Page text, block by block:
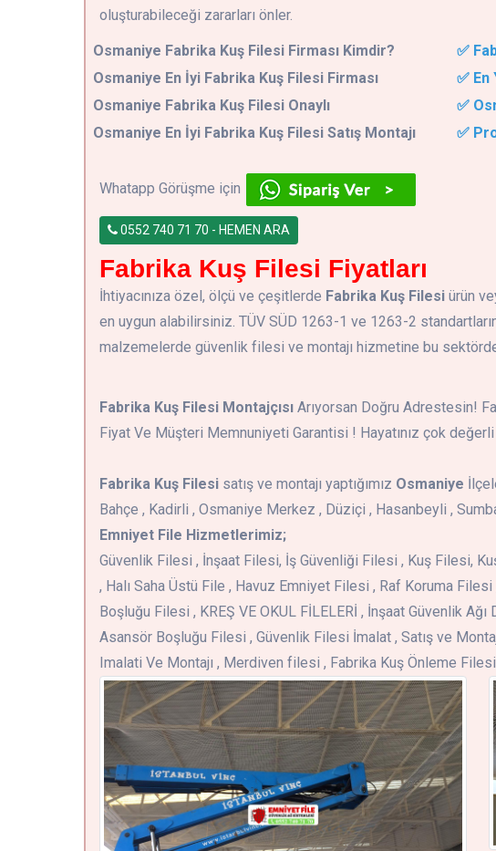
oluşturabileceği zararları önler.
Osmaniye Fabrika Kuş Filesi Firması Kimdir?
✅
Osmaniye En İyi Fabrika Kuş Filesi Firması
✅
Osmaniye Fabrika Kuş Filesi Onaylı
✅
Osmaniye En İyi Fabrika Kuş Filesi Satış Montajı
✅
Whatapp Görüşme için
0552 740 71 70 - HEMEN ARA
Fabrika Kuş Filesi Fiyatları
İhtiyacınıza özel, ölçü ve çeşitlerde Fabrika Kuş Filesiürün
en uygun alabilirsiniz. TÜV SÜD 1263-1 ve 1263-2
malzemelerde güvenlik filesi ve montajı hizmetine bu
Fabrika Kuş Filesi MontajçısıArıyorsan Doğru Adrestesin!
Fiyat Ve Müşteri Memnuniyeti Garantisi ! Hayatınız çok
Fabrika Kuş Filesisatış ve montajı yaptığımız Osmaniye
Bahçe , Kadirli , Osmaniye Merkez , Düziçi , Hasanbeyli ,
Emniyet File Hizmetlerimiz;
Güvenlik Filesi , İnşaat Filesi, İş Güvenliği Filesi , Kuş Filesi,
, Halı Saha Üstü File , Havuz Emniyet Filesi , Raf Koruma
Boşluğu Filesi , KREŞ VE OKUL FİLELERİ , İnşaat Güvenlik
Asansör Boşluğu Filesi , Güvenlik Filesi İmalat , Satış ve
Imalati Ve Montajı , Merdiven filesi , Fabrika Kuş Önleme Filesi